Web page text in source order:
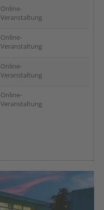
Online-
Veranstaltung
Online-
Veranstaltung
Online-
Veranstaltung
Online-
Veranstaltung